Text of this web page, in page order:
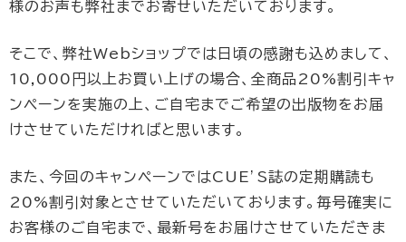
様のお声も弊社までお寄せいただいております。
そこで、弊社Webショップでは日頃の感謝も込めまして、
10,000円以上お買い上げの場合、全商品20%割引キャ
ンペーンを実施の上、ご自宅までご希望の出版物をお届
けさせていただければと思います。
また、今回のキャンペーンではCUE’S誌の定期購読も
20%割引対象とさせていただいております。毎号確実に
お客様のご自宅まで、最新号をお届けさせていただきま